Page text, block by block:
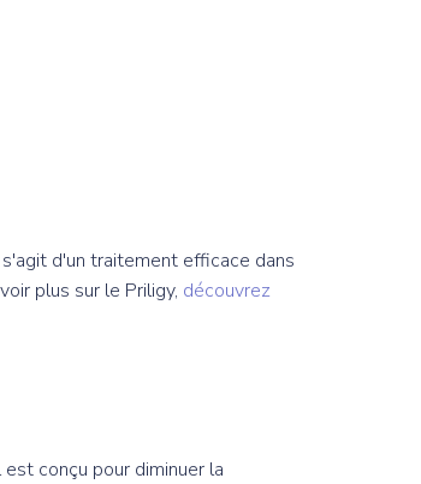
d'un traitement efficace dans
plus sur le Priligy, découvrez
conçu pour diminuer la